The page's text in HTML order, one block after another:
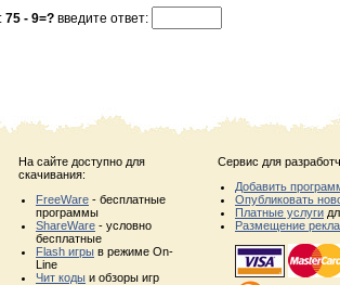
75 - 9=? введите ответ:
На сайте доступно для
скачивания:
FreeWare - бесплатные
программы
ShareWare - условно
бесплатные
Flash игры в режиме On-
Line
Чит коды и обзоры игр
Сервис для
Добавить
Опубликовать
Платные услуги
Размещение